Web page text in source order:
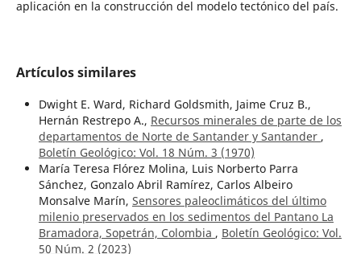
aplicación en la construcción del modelo tectónico del país.
Artículos similares
Dwight E. Ward, Richard Goldsmith, Jaime Cruz B.,
Hernán Restrepo A., Recursos minerales de parte de los
departamentos de Norte de Santander y Santander ,
Boletín Geológico: Vol. 18 Núm. 3 (1970)
María Teresa Flórez Molina, Luis Norberto Parra
Sánchez, Gonzalo Abril Ramírez, Carlos Albeiro
Monsalve Marín, Sensores paleoclimáticos del último
milenio preservados en los sedimentos del Pantano La
Bramadora, Sopetrán, Colombia , Boletín Geológico: Vol.
50 Núm. 2 (2023)